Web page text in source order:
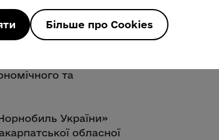
союзу
та
України»
обласної
Більше про Cookies